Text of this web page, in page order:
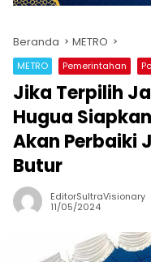
Beranda METRO
METRO Pemerintahan
Jika Terpilih
Hugua
Akan Perbaiki
Butur
EditorSultraVisionary
11/05/2024